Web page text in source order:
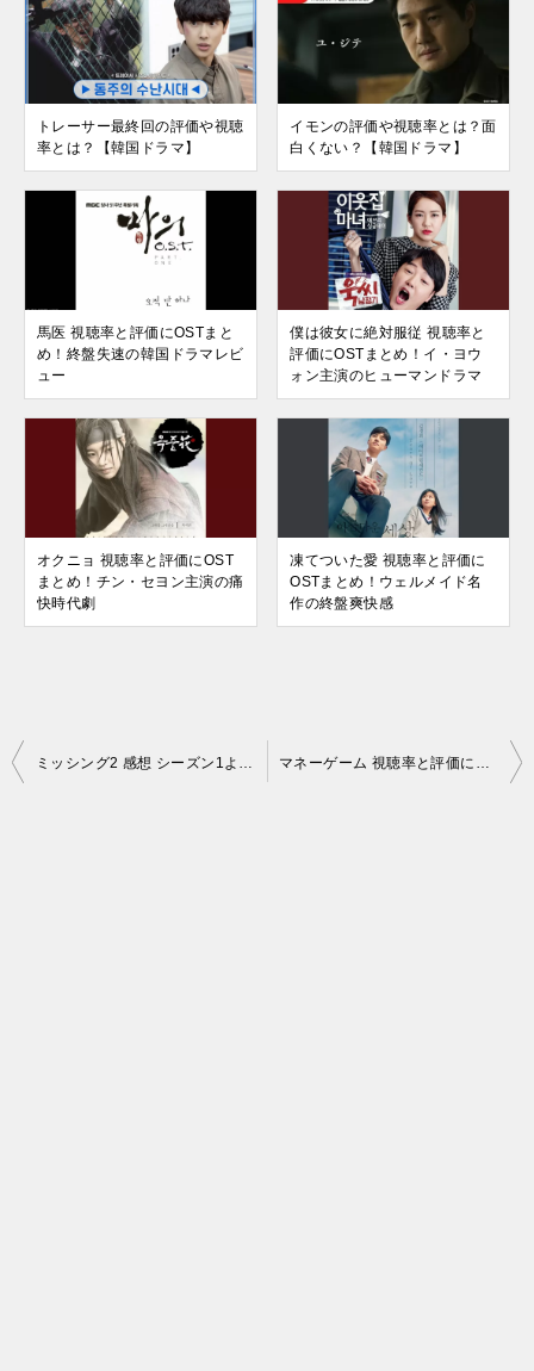
トレーサー最終回の評価や視聴
率とは？【韓国ドラマ】
イモンの評価や視聴率とは？面
白くない？【韓国ドラマ】
馬医 視聴率と評価にOSTまと
め！終盤失速の韓国ドラマレビ
ュー
僕は彼女に絶対服従 視聴率と
評価にOSTまとめ！イ・ヨウ
ォン主演のヒューマンドラマ
オクニョ 視聴率と評価にOST
まとめ！チン・セヨン主演の痛
快時代劇
凍てついた愛 視聴率と評価に
OSTまとめ！ウェルメイド名
作の終盤爽快感
投